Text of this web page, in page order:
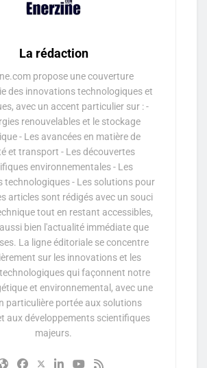
La rédaction
propose une couverture
des innovations technologiques et
avec un accent particulier sur : -
renouvelables et le stockage
- Les avancées en matière de
et transport - Les découvertes
environnementales - Les
technologiques - Les solutions pour
articles sont rédigés avec un souci
tout en restant accessibles,
bien l'actualité immédiate que
La ligne éditoriale se concentre
sur les innovations et les
qui façonnent notre
et environnemental, avec une
particulière portée aux solutions
aux développements scientifiques
majeurs.